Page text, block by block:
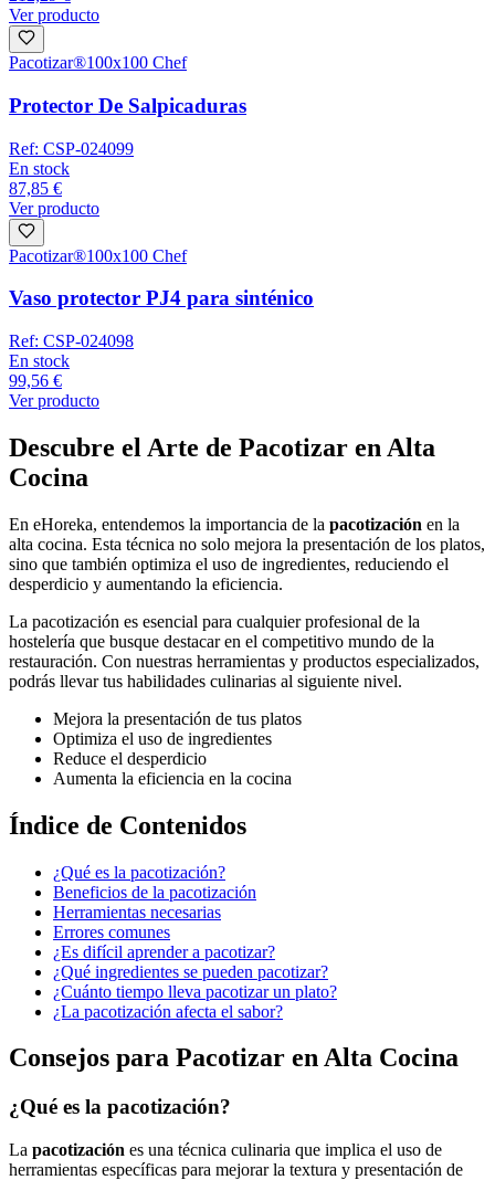
Ver producto
Pacotizar®100x100 Chef
Protector De Salpicaduras
Ref: CSP-024099
En stock
87,85 €
Ver producto
Pacotizar®100x100 Chef
Vaso protector PJ4 para sinténico
Ref: CSP-024098
En stock
99,56 €
Ver producto
Descubre el Arte de Pacotizar en Alta
Cocina
En eHoreka, entendemos la importancia de la pacotización en la
alta cocina. Esta técnica no solo mejora la presentación de los platos,
sino que también optimiza el uso de ingredientes, reduciendo el
desperdicio y aumentando la eficiencia.
La pacotización es esencial para cualquier profesional de la
hostelería que busque destacar en el competitivo mundo de la
restauración. Con nuestras herramientas y productos especializados,
podrás llevar tus habilidades culinarias al siguiente nivel.
Mejora la presentación de tus platos
Optimiza el uso de ingredientes
Reduce el desperdicio
Aumenta la eficiencia en la cocina
Índice de Contenidos
¿Qué es la pacotización?
Beneficios de la pacotización
Herramientas necesarias
Errores comunes
¿Es difícil aprender a pacotizar?
¿Qué ingredientes se pueden pacotizar?
¿Cuánto tiempo lleva pacotizar un plato?
¿La pacotización afecta el sabor?
Consejos para Pacotizar en Alta Cocina
¿Qué es la pacotización?
La pacotización es una técnica culinaria que implica el uso de
herramientas específicas para mejorar la textura y presentación de